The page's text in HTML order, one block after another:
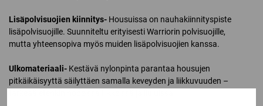
Lisäpolvisuojien kiinnitys- Housuissa on nauhakiinnityspiste
lisäpolvisuojille. Suunniteltu erityisesti Warriorin polvisuojille,
mutta yhteensopiva myös muiden lisäpolvisuojien kanssa.
Ulkomateriaali- Kestävä nylonpinta parantaa housujen
pitkäikäisyyttä säilyttäen samalla keveyden ja liikkuvuuden –